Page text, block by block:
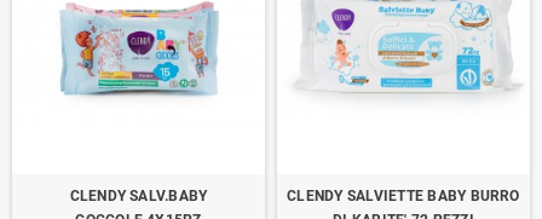
CLENDY SALV.BABY
CLENDY SALVIETTE BABY BURRO